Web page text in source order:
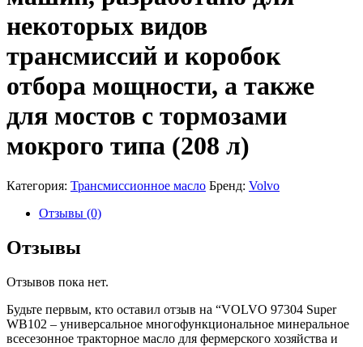
некоторых видов
трансмиссий и коробок
отбора мощности, а также
для мостов с тормозами
мокрого типа (208 л)
Категория: Трансмиссионное масло Бренд: Volvo
Отзывы (0)
Отзывы
Отзывов пока нет.
Будьте первым, кто оставил отзыв на “VOLVO 97304 Super
WB102 – универсальное многофункциональное минеральное
всесезонное тракторное масло для фермерского хозяйства и